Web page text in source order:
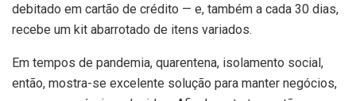
debitado em cartão de crédito — e, também a cada 30 dias,
recebe um kit abarrotado de itens variados.
Em tempos de pandemia, quarentena, isolamento social,
então, mostra-se excelente solução para manter negócios,